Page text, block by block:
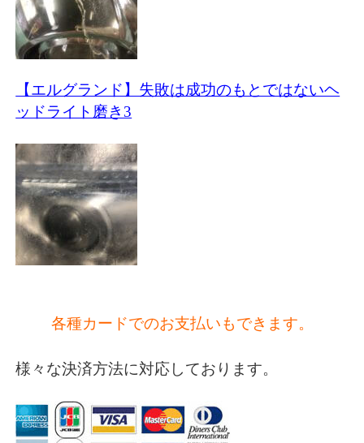
【エルグランド】失敗は成功のもとではないヘ
ッドライト磨き3
各種カードでのお支払いもできます。
様々な決済方法に対応しております。